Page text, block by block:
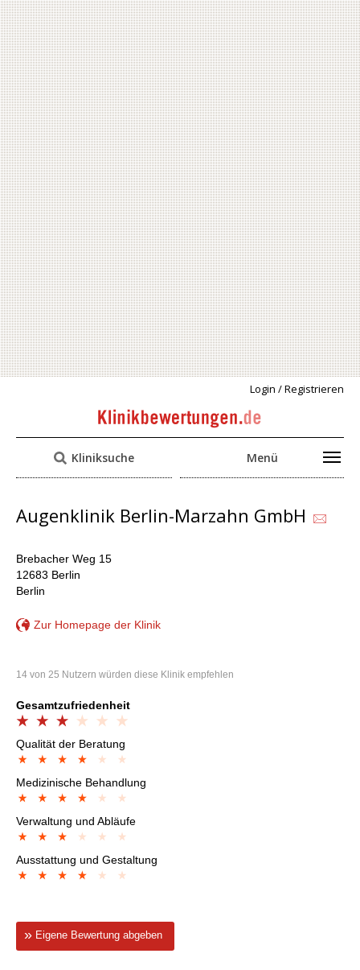
Login / Registrieren
Kliniksuche Menü
Augenklinik Berlin-Marzahn GmbH
Brebacher Weg 15
12683 Berlin
Berlin
Zur Homepage der Klinik
14 von 25 Nutzern würden diese Klinik empfehlen
Gesamtzufriedenheit
Qualität der Beratung
Medizinische Behandlung
Verwaltung und Abläufe
Ausstattung und Gestaltung
Eigene Bewertung abgeben